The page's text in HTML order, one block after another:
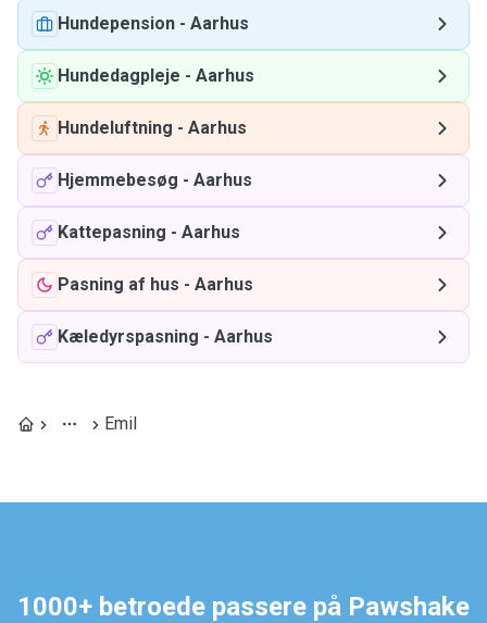
Hundepension - Aarhus
Hundedagpleje - Aarhus
Hundeluftning - Aarhus
Hjemmebesøg - Aarhus
Kattepasning - Aarhus
Pasning af hus - Aarhus
Kæledyrspasning - Aarhus
Emil
1000+ betroede passere på Pawshake